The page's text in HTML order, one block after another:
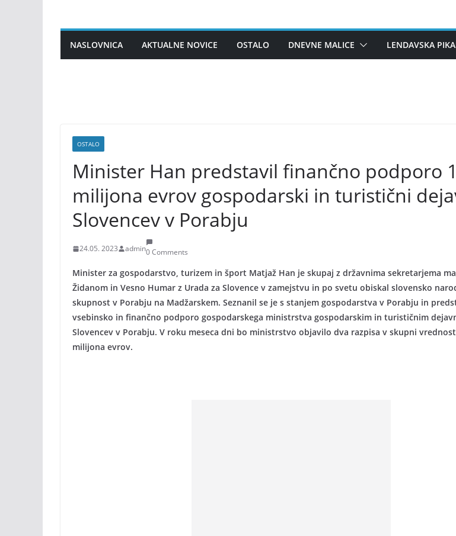
contentNASLOVNICA AKTUALNE NOVICE OSTALO DNEVNE MALICE LENDAVSKA
OSTALO
Minister Han predstavil finančno podporo
milijona evrov gospodarski in turistični
Slovencev v Porabju
24.05. 2023 admin0 Comments
Minister za gospodarstvo, turizem in šport Matjaž Han je skupaj z državnima sekretarjema
Židanom in Vesno Humar z Urada za Slovence v zamejstvu in po svetu obiskal slovensko
skupnost v Porabju na Madžarskem. Seznanil se je s stanjem gospodarstva v Porabju in
vsebinsko in finančno podporo gospodarskega ministrstva gospodarskim in turističnim
Slovencev v Porabju. V roku meseca dni bo ministrstvo objavilo dva razpisa v skupni
milijona evrov.